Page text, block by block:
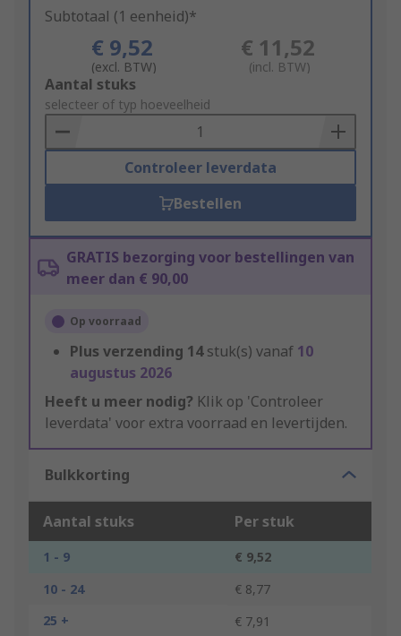
Subtotaal (1 eenheid)*
€ 9,52
(excl. BTW)
€ 11,52
(incl. BTW)
Add
to
Basket
Aantal stuks
selecteer of typ hoeveelheid
Controleer leverdata
Bestellen
GRATIS bezorging voor bestellingen van
meer dan € 90,00
Op voorraad
Plus verzending 14stuk(s) vanaf 10
augustus 2026
Heeft u meer nodig? Klik op 'Controleer
leverdata' voor extra voorraad en levertijden.
Bulkkorting
Aantal stuks Per stuk
1 - 9
€ 9,52
10 - 24
€ 8,77
25 +
€ 7,91